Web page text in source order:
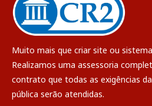
Muito mais que criar site ou
Realizamos uma assessoria
contrato que todas as exigências
pública serão atendidas.